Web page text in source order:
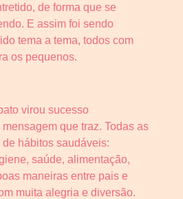
de forma que se
E assim foi sendo
tema a tema, todos com
os pequenos.
virou sucesso
que traz. Todas as
hábitos saudáveis:
saúde, alimentação,
maneiras entre pais e
muita alegria e diversão.